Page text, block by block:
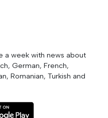
a week with news about
German, French,
Romanian, Turkish and